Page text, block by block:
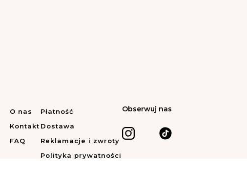
O nas
Kontakt
FAQ
Płatność
Dostawa
Reklamacje i zwroty
Polityka prywatności
Obserwuj nas